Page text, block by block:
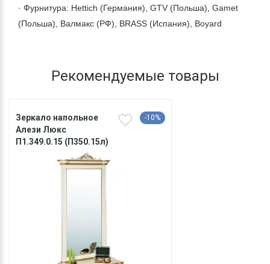
· Фурнитура: Hettich (Германия), GTV (Польша), Gamet
(Польша), Валмакс (РФ), BRASS (Испания), Boyard
Рекомендуемые товары
Зеркало напольное
Алези Люкс
П1.349.0.15 (П350.15л)
-10%